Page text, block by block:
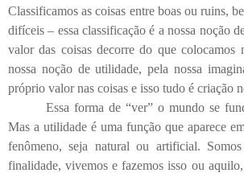
Classificamos as coisas entre boas ou ruins,
difíceis – essa classificação é a nossa noção
valor das coisas decorre do que colocamos
nossa noção de utilidade, pela nossa
próprio valor nas coisas e isso tudo é criação
Essa forma de “ver” o mundo se
Mas a utilidade é uma função que aparece
fenômeno, seja natural ou artificial.
finalidade, vivemos e fazemos isso ou